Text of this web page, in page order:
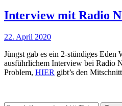
Interview mit Radio
22. April 2020
Jüngst gab es ein 2-stündiges Eden
ausführlichem Interview bei Radio
Problem, HIER gibt’s den